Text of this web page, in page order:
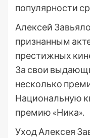
популярности
Алексей
признанным
престижных
За свои
несколько
Национальную
премию «Ника».
Уход Алексея